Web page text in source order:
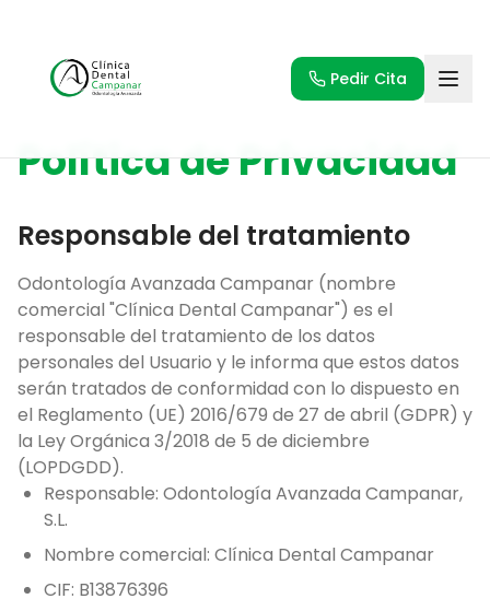
Pedir Cita
Política de Privacidad
Responsable del tratamiento
Odontología Avanzada Campanar (nombre
comercial "Clínica Dental Campanar") es el
responsable del tratamiento de los datos
personales del Usuario y le informa que estos datos
serán tratados de conformidad con lo dispuesto en
el Reglamento (UE) 2016/679 de 27 de abril (GDPR) y
la Ley Orgánica 3/2018 de 5 de diciembre
(LOPDGDD).
Responsable: Odontología Avanzada Campanar,
S.L.
Nombre comercial: Clínica Dental Campanar
CIF: B13876396